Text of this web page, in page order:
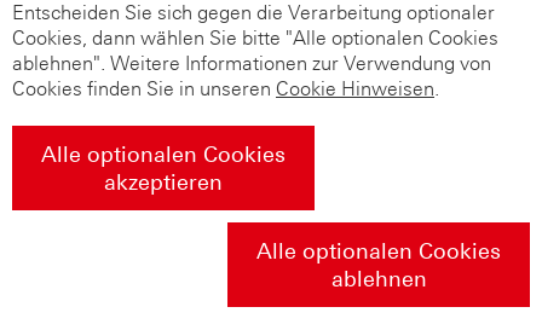
Entscheiden Sie sich gegen die Verarbeitung optionaler
Cookies, dann wählen Sie bitte "Alle optionalen Cookies
ablehnen". Weitere Informationen zur Verwendung von
Cookies finden Sie in unseren Cookie Hinweisen.
Alle optionalen Cookies
akzeptieren
Alle optionalen Cookies
ablehnen